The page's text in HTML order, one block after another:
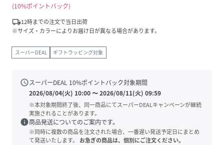
10%ポイントバック
local_shipping12時までの注文で当日出荷
※サイズ・カラーによりお届け日が異なる場合があります。
スーパーDEAL ギフトラッピング対象
scheduleスーパーDEAL 10%ポイントバック対象期間
2026/08/04(火) 10:00〜2026/08/11(火) 09:59
※本対象期間終了後、同一商品にてスーパーDEALキャンペーンが継続
実施されることがあります。
info商品発送についてのご案内です。
※同時に複数の商品を注文された場合、一番遅い発送予定日にまとめ
て発送いたします。
お急ぎの商品は、個別にご注文ください。